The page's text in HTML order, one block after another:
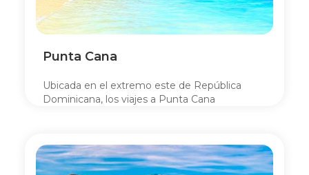
Punta Cana
Ubicada en el extremo este de República
Dominicana, los viajes a Punta Cana